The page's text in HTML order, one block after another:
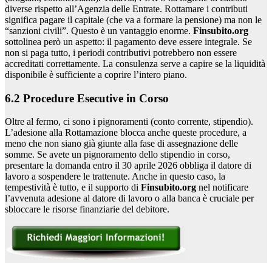
diverse rispetto all’Agenzia delle Entrate. Rottamare i contributi
significa pagare il capitale (che va a formare la pensione) ma non le
“sanzioni civili”. Questo è un vantaggio enorme. Finsubito.org
sottolinea però un aspetto: il pagamento deve essere integrale. Se
non si paga tutto, i periodi contributivi potrebbero non essere
accreditati correttamente. La consulenza serve a capire se la liquidità
disponibile è sufficiente a coprire l’intero piano.
6.2 Procedure Esecutive in Corso
Oltre al fermo, ci sono i pignoramenti (conto corrente, stipendio).
L’adesione alla Rottamazione blocca anche queste procedure, a
meno che non siano già giunte alla fase di assegnazione delle
somme. Se avete un pignoramento dello stipendio in corso,
presentare la domanda entro il 30 aprile 2026 obbliga il datore di
lavoro a sospendere le trattenute. Anche in questo caso, la
tempestività è tutto, e il supporto di Finsubito.org nel notificare
l’avvenuta adesione al datore di lavoro o alla banca è cruciale per
sbloccare le risorse finanziarie del debitore.